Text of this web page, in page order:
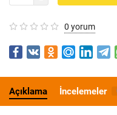
0 yorum
Açıklama İncelemeler